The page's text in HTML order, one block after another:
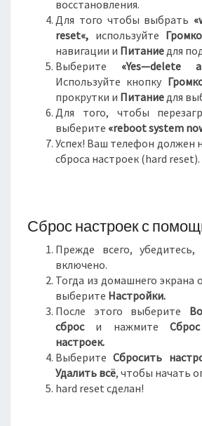
восстановления.
Для того чтобы выбрать «
reset«, используйте
навигации и Питаниедля
Выберите «Yes—delete
Используйте кнопку
прокрутки и Питаниедля
Для того, чтобы
выберите «rebootsystem
Успех! Ваш телефон должен
сброса настроек (hard reset).
Сброс настроек с
Прежде всего, убедитесь,
включено.
Тогда из домашнего экрана
выберите Настройки.
После этого выберите
сброси нажмите
настроек.
ВыберитеСбросить
Удалить всё, чтобы начать
hard reset сделан!